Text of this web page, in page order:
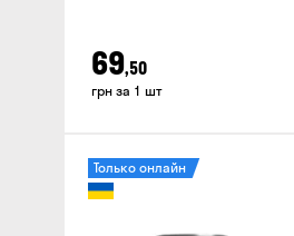
69,50
грн за 1 шт
Только онлайн